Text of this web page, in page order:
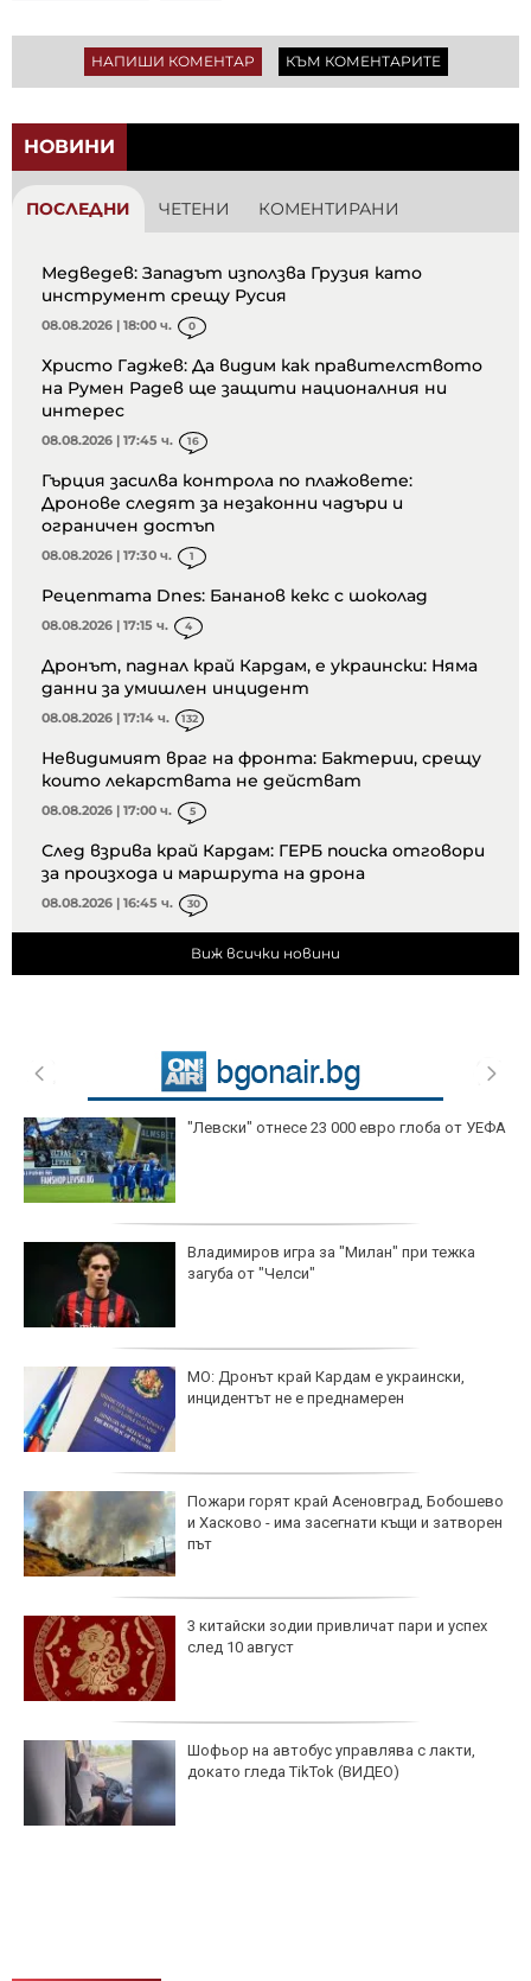
НАПИШИ КОМЕНТАР КЪМ КОМЕНТАРИТЕ
НОВИНИ
ПОСЛЕДНИ ЧЕТЕНИ КОМЕНТИРАНИ
Медведев: Западът използва Грузия като
инструмент срещу Русия
08.08.2026 | 18:00 ч. 0
Христо Гаджев: Да видим как правителството
на Румен Радев ще защити националния ни
интерес
08.08.2026 | 17:45 ч. 16
Гърция засилва контрола по плажовете:
Дронове следят за незаконни чадъри и
ограничен достъп
08.08.2026 | 17:30 ч. 1
Рецептата Dnes: Бананов кекс с шоколад
08.08.2026 | 17:15 ч. 4
Дронът, паднал край Кардам, е украински: Няма
данни за умишлен инцидент
08.08.2026 | 17:14 ч. 132
Невидимият враг на фронта: Бактерии, срещу
които лекарствата не действат
08.08.2026 | 17:00 ч. 5
След взрива край Кардам: ГЕРБ поиска отговори
за произхода и маршрута на дрона
08.08.2026 | 16:45 ч. 30
Виж всички новини
"Левски" отнесе 23 000 евро глоба от УЕФА
Владимиров игра за "Милан" при тежка
загуба от "Челси"
МО: Дронът край Кардам е украински,
инцидентът не е преднамерен
Пожари горят край Асеновград, Бобошево
и Хасково - има засегнати къщи и затворен
път
3 китайски зодии привличат пари и успех
след 10 август
Шофьор на автобус управлява с лакти,
докато гледа TikTok (ВИДЕО)